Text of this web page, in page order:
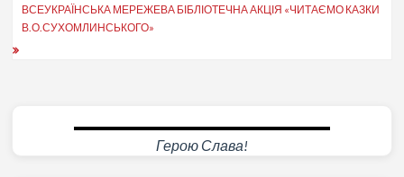
ВСЕУКРАЇНСЬКА МЕРЕЖЕВА БІБЛІОТЕЧНА АКЦІЯ «ЧИТАЄМО КАЗКИ
В.О.СУХОМЛИНСЬКОГО»
Герою Слава!